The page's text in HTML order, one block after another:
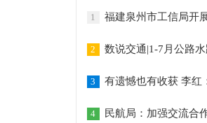
1
2
3
4